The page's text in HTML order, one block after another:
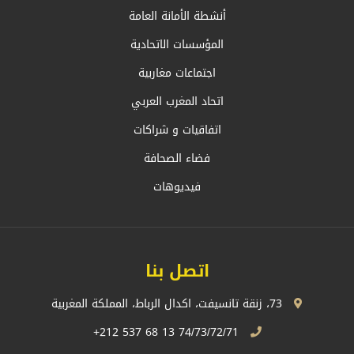
أنشطة الأمانة العامة
المؤسسات الاتحادية
اجتماعات مغاربية
اتحاد المغرب العربي
اتفاقيات و شراكات
فضاء الصحافة
فيديوهات
اتصل بنا